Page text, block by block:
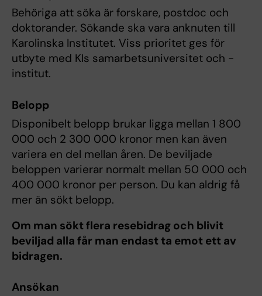
Behöriga att söka är forskare, postdoc och
doktorander. Sökande ska vara anknuten till
Karolinska Institutet. Viss prioritet ges för
utbyte med KIs samarbetsuniversitet och -
institut.
Belopp
Disponibelt belopp brukar ligga mellan 1 800
000 och 2 300 000 kronor men kan även
variera en del mellan åren. De beviljade
beloppen varierar normalt mellan 50 000 och
400 000 kronor per person. Du kan aldrig få
mer än sökt belopp.
Om man sökt flera resebidrag och blivit
beviljad alla får man endast ta emot ett av
bidragen.
Ansökan